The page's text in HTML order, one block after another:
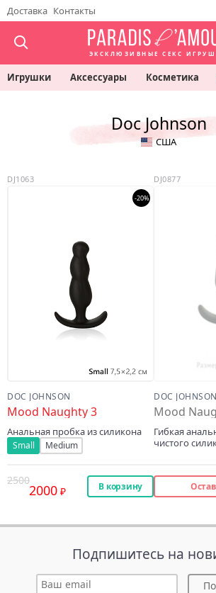
Доставка Контакты
ЭКСКЛЮЗИВНЫЕ СЕКС
Игрушки Аксессуары Косметика
Doc Johnson
США
DOC JOHNSON
Mood Naughty 3
Анальная пробка из силикона
Small Medium
DJ1063
2500
2000
-20%
В корзину
DOC JOHNSON
Mood
Гибкая
чистого
DJ0877
Подпишитесь на